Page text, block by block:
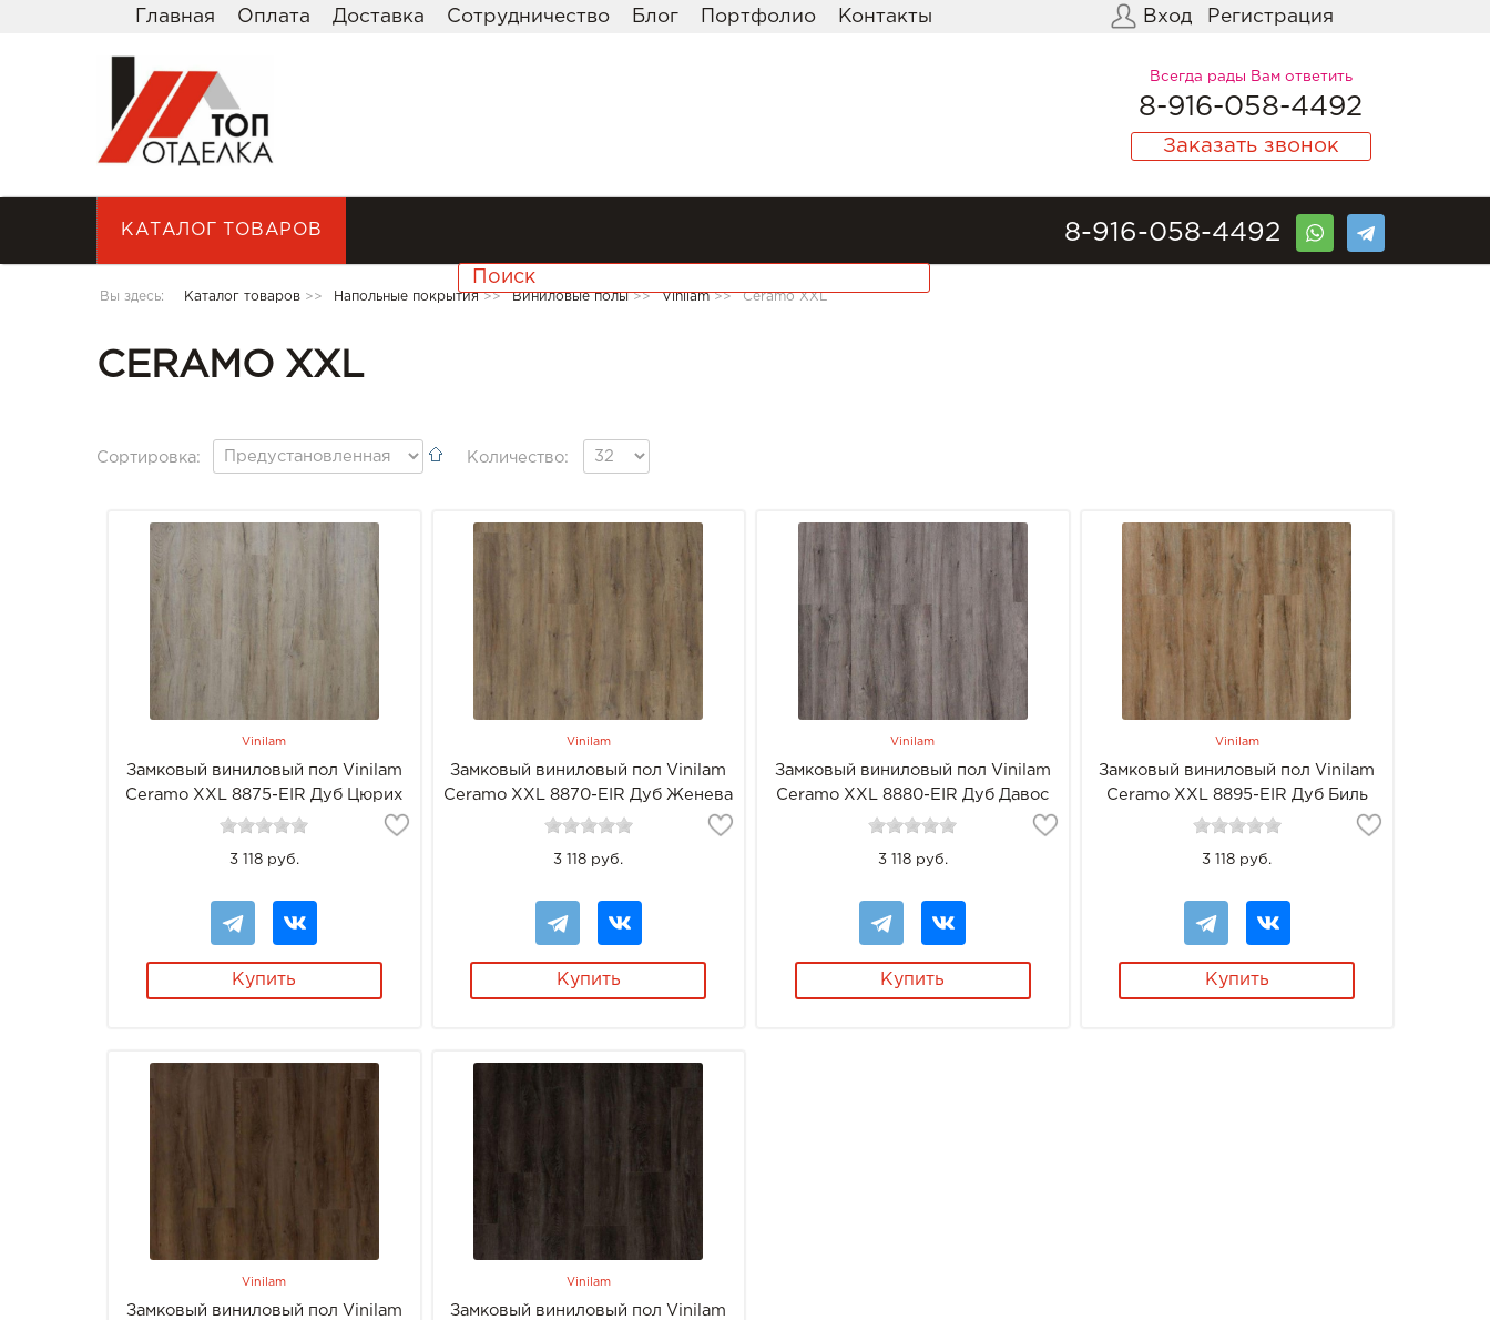
Главная Оплата Доставка Сотрудничество Блог Портфолио Контакты Вход Регистрация
Всегда рады Вам ответить
8-916-058-4492
Заказать звонок
КАТАЛОГ ТОВАРОВ 8-916-058-4492
Вы здесь: Каталог товаров >> Напольные покрытия >> Виниловые полы >> Vinilam >> Ceramo XXL
CERAMO XXL
Сортировка: Количество:
Vinilam
Замковый виниловый пол Vinilam
Ceramo XXL 8875-EIR Дуб Цюрих
3 118 руб.
Купить
Vinilam
Замковый виниловый пол Vinilam
Ceramo XXL 8870-EIR Дуб Женева
3 118 руб.
Купить
Vinilam
Замковый виниловый пол Vinilam
Ceramo XXL 8880-EIR Дуб Давос
3 118 руб.
Купить
Vinilam
Замковый виниловый пол Vinilam
Ceramo XXL 8895-EIR Дуб Биль
3 118 руб.
Купить
Vinilam
Замковый виниловый пол Vinilam
Vinilam
Замковый виниловый пол Vinilam